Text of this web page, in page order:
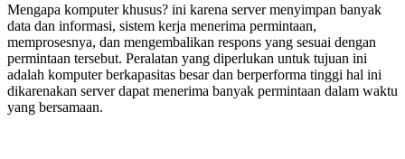
Mengapa komputer khusus? ini karena server menyimpan banyak
data dan informasi, sistem kerja menerima permintaan,
memprosesnya, dan mengembalikan respons yang sesuai dengan
permintaan tersebut. Peralatan yang diperlukan untuk tujuan ini
adalah komputer berkapasitas besar dan berperforma tinggi hal ini
dikarenakan server dapat menerima banyak permintaan dalam waktu
yang bersamaan.